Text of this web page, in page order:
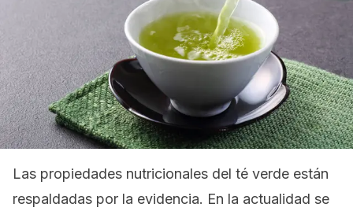
Las propiedades nutricionales del té verde están
respaldadas por la evidencia. En la actualidad se